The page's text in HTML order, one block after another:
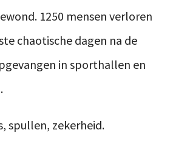
1250 mensen verloren
chaotische dagen na de
in sporthallen en
spullen, zekerheid.